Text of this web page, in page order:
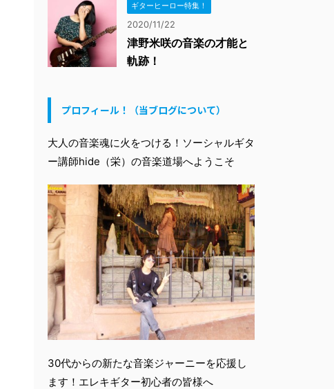
ギターヒーロー特集！
2020/11/22
津野米咲の音楽の才能と
軌跡！
プロフィール！（当ブログについて）
大人の音楽魂に火をつける！ソーシャルギタ
ー講師hide（栄）の音楽道場へようこそ
30代からの新たな音楽ジャーニーを応援し
ます！エレキギター初心者の皆様へ